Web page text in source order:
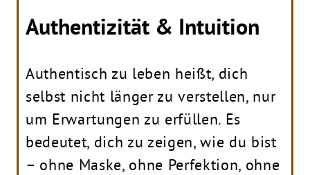
Authentizität & Intuition
Authentisch zu leben heißt, dich
selbst nicht länger zu verstellen, nur
um Erwartungen zu erfüllen. Es
bedeutet, dich zu zeigen, wie du bist
– ohne Maske, ohne Perfektion, ohne